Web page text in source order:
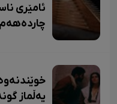
ئامێری
یەڵماز